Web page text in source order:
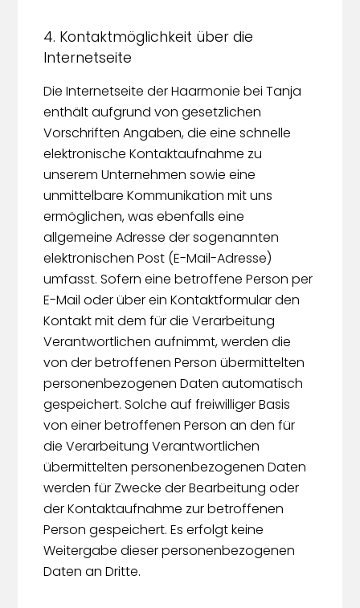
4. Kontaktmöglichkeit über die
Internetseite
Die Internetseite der Haarmonie bei Tanja
enthält aufgrund von gesetzlichen
Vorschriften Angaben, die eine schnelle
elektronische Kontaktaufnahme zu
unserem Unternehmen sowie eine
unmittelbare Kommunikation mit uns
ermöglichen, was ebenfalls eine
allgemeine Adresse der sogenannten
elektronischen Post (E-Mail-Adresse)
umfasst. Sofern eine betroffene Person per
E-Mail oder über ein Kontaktformular den
Kontakt mit dem für die Verarbeitung
Verantwortlichen aufnimmt, werden die
von der betroffenen Person übermittelten
personenbezogenen Daten automatisch
gespeichert. Solche auf freiwilliger Basis
von einer betroffenen Person an den für
die Verarbeitung Verantwortlichen
übermittelten personenbezogenen Daten
werden für Zwecke der Bearbeitung oder
der Kontaktaufnahme zur betroffenen
Person gespeichert. Es erfolgt keine
Weitergabe dieser personenbezogenen
Daten an Dritte.